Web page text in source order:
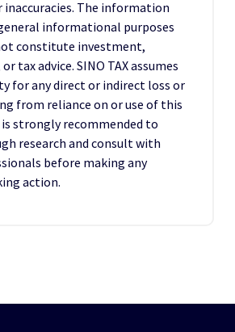
The information
informational purposes
constitute investment,
tax advice. SINO TAX assumes
for any direct or indirect loss or
from reliance on or use of this
strongly recommended to
research and consult with
before making any
action.